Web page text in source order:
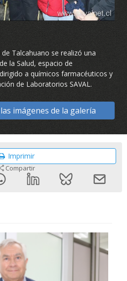
Talcahuano se realizó una
la Salud, espacio de
a químicos farmacéuticos y
de Laboratorios SAVAL.
imágenes de la galería
Imprimir
Compartir